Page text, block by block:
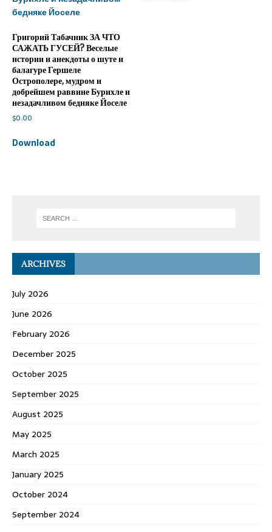
Григорий Табачник ЗА ЧТО
САЖАТЬ ГУСЕЙ? Веселые
истории и анекдоты о шуте и
балагуре Гершеле
Острополере, мудром и
добрейшем раввине Бурихле и
незадачливом бедняке Йоселе
$0.00
Download
ARCHIVES
July 2026
June 2026
February 2026
December 2025
October 2025
September 2025
August 2025
May 2025
March 2025
January 2025
October 2024
September 2024